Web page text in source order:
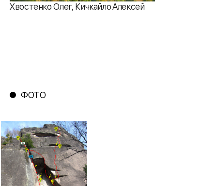
Хвостенко Олег, Кичкайло Алексей
ФОТО